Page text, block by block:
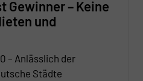
Gewinner – Keine
und
– Anlässlich der
Städte